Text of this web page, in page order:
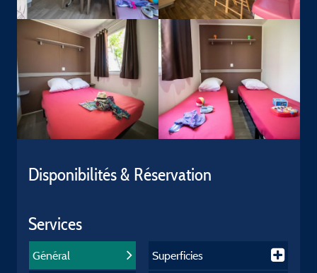
Disponibilités & Réservation
Services
Général Superficies